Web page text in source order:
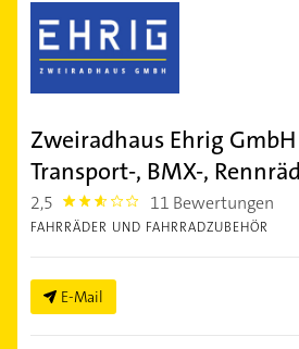
Zweiradhaus Ehrig GmbH
Transport-, BMX-,
2,5 2.5 11 Bewertungen
FAHRRÄDER UND FAHRRADZUBEHÖR
E-Mail